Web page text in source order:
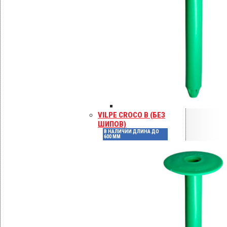
VILPE CROCO B (БЕЗ
ШИПОВ)
В НАЛИЧИИ ДЛИНА ДО
600 ММ
саморезов KLA для
Детали
425090